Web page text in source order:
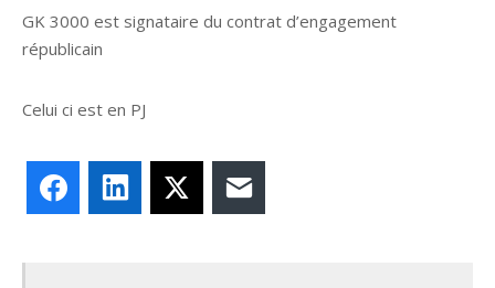
GK 3000 est signataire du contrat d’engagement
républicain
Celui ci est en PJ
FacebookLinkedIn